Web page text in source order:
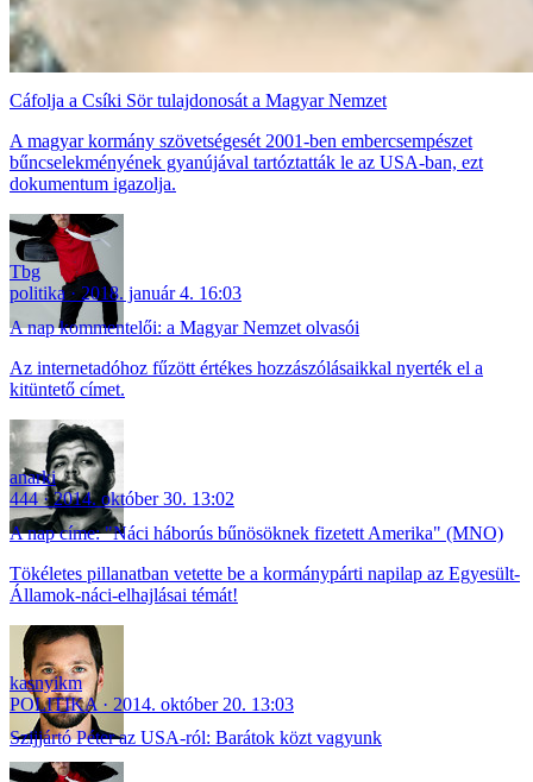
Cáfolja a Csíki Sör tulajdonosát a Magyar Nemzet
A magyar kormány szövetségesét 2001-ben embercsempészet
bűncselekményének gyanújával tartóztatták le az USA-ban, ezt
dokumentum igazolja.
Tbg
politika
2018. január 4. 16:03
A nap kommentelői: a Magyar Nemzet olvasói
Az internetadóhoz fűzött értékes hozzászólásaikkal nyerték el a
kitüntető címet.
anarki
444
2014. október 30. 13:02
A nap címe: "Náci háborús bűnösöknek fizetett Amerika" (MNO)
Tökéletes pillanatban vetette be a kormánypárti napilap az Egyesült-
Államok-náci-elhajlásai témát!
kasnyikm
POLITIKA
2014. október 20. 13:03
Szijjártó Péter az USA-ról: Barátok közt vagyunk